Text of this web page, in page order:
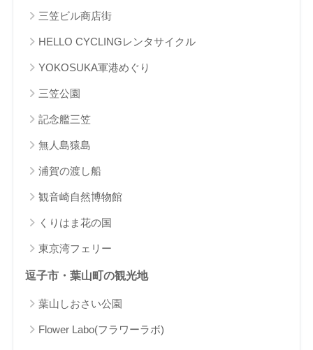
三笠ビル商店街
HELLO CYCLINGレンタサイクル
YOKOSUKA軍港めぐり
三笠公園
記念艦三笠
無人島猿島
浦賀の渡し船
観音崎自然博物館
くりはま花の国
東京湾フェリー
逗子市・葉山町の観光地
葉山しおさい公園
Flower Labo(フラワーラボ)